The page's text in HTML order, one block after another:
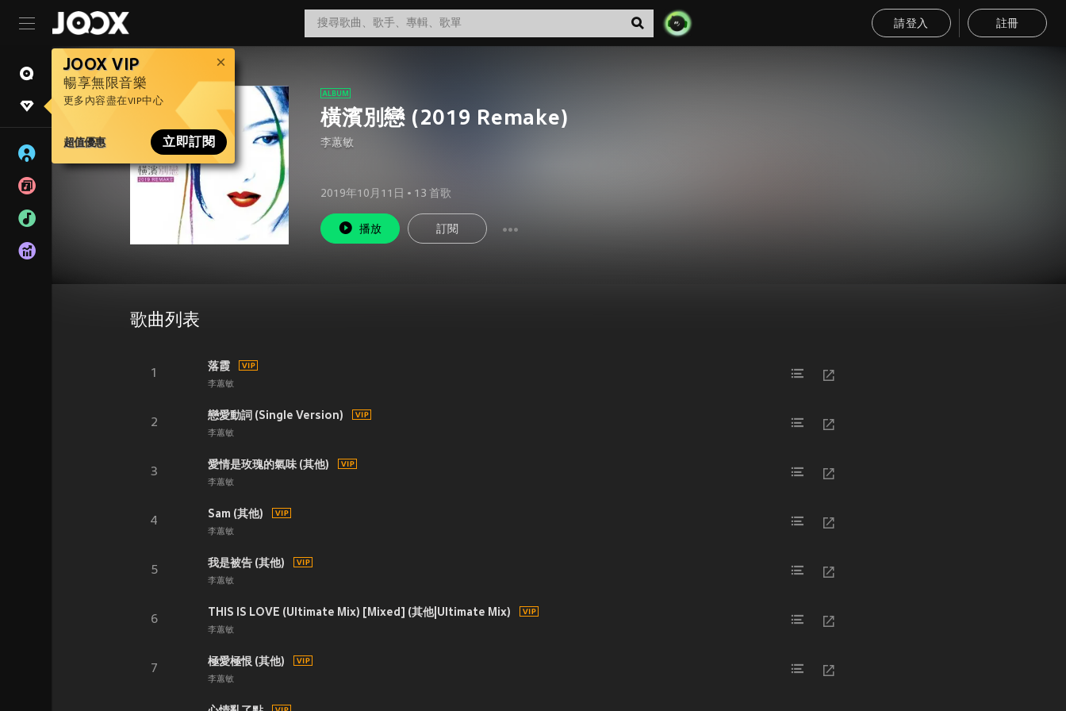
請登入 註冊
JOOX VIP
暢享無限音樂
更多內容盡在VIP中心
超值優惠 立即訂閱
橫濱別戀 (2019 Remake)
李蕙敏
2019年10月11日 • 13 首歌
播放 訂閱
歌曲列表
1
落霞
李蕙敏
2
戀愛動詞 (Single Version)
李蕙敏
3
愛情是玫瑰的氣味 (其他)
李蕙敏
4
Sam (其他)
李蕙敏
5
我是被告 (其他)
李蕙敏
6
THIS IS LOVE (Ultimate Mix) [Mixed] (其他|Ultimate Mix)
李蕙敏
7
極愛極恨 (其他)
李蕙敏